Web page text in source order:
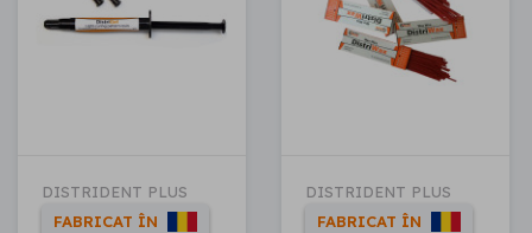
DISTRIDENT PLUS
FABRICAT ÎN
DISTRIDENT PLUS
FABRICAT ÎN